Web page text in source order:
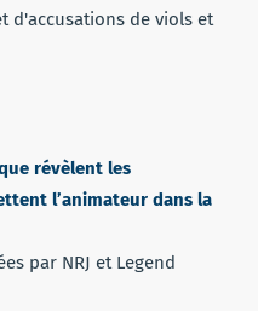
d'accusations de viols et
révèlent les
l’animateur dans la
par NRJ et Legend